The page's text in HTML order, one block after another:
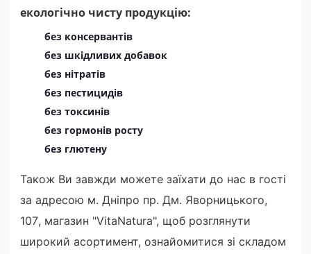
екологічно чисту продукцію:
без консервантів
без шкідливих добавок
без нітратів
без пестицидів
без токсинів
без гормонів росту
без глютену
Також Ви завжди можете заїхати до нас в гості
за адресою м. Дніпро пр. Дм. Яворницького,
107, магазин "VitaNatura", щоб розглянути
широкий асортимент, ознайомитися зі складом